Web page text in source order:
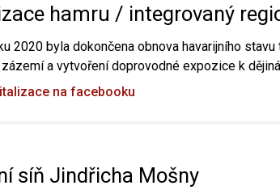
hamru / integrovaný
2020 byla dokončena obnova havarijního
a vytvoření doprovodné expozice k
na facebooku
síň Jindřicha Mošny